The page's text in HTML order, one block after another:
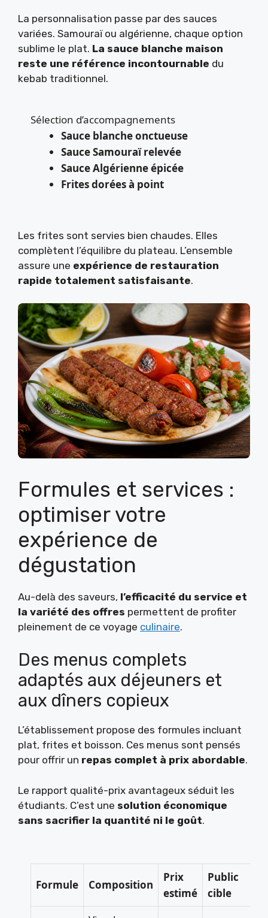
La personnalisation passe par des sauces
variées. Samouraï ou algérienne, chaque option
sublime le plat. La sauce blanche maison
reste une référence incontournable du
kebab traditionnel.
Sélection d’accompagnements
Sauce blanche onctueuse
Sauce Samouraï relevée
Sauce Algérienne épicée
Frites dorées à point
Les frites sont servies bien chaudes. Elles
complètent l’équilibre du plateau. L’ensemble
assure une expérience de restauration
rapide totalement satisfaisante.
Formules et services :
optimiser votre
expérience de
dégustation
Au-delà des saveurs, l’efficacité du service et
la variété des offres permettent de profiter
pleinement de ce voyage culinaire.
Des menus complets
adaptés aux déjeuners et
aux dîners copieux
L’établissement propose des formules incluant
plat, frites et boisson. Ces menus sont pensés
pour offrir un repas complet à prix abordable.
Le rapport qualité-prix avantageux séduit les
étudiants. C’est une solution économique
sans sacrifier la quantité ni le goût.
Formule Composition
Prix
estimé
Public
cible